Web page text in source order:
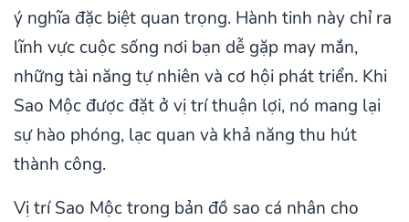
ý nghĩa đặc biệt quan trọng. Hành tinh này chỉ ra
lĩnh vực cuộc sống nơi bạn dễ gặp may mắn,
những tài năng tự nhiên và cơ hội phát triển. Khi
Sao Mộc được đặt ở vị trí thuận lợi, nó mang lại
sự hào phóng, lạc quan và khả năng thu hút
thành công.
Vị trí Sao Mộc trong bản đồ sao cá nhân cho